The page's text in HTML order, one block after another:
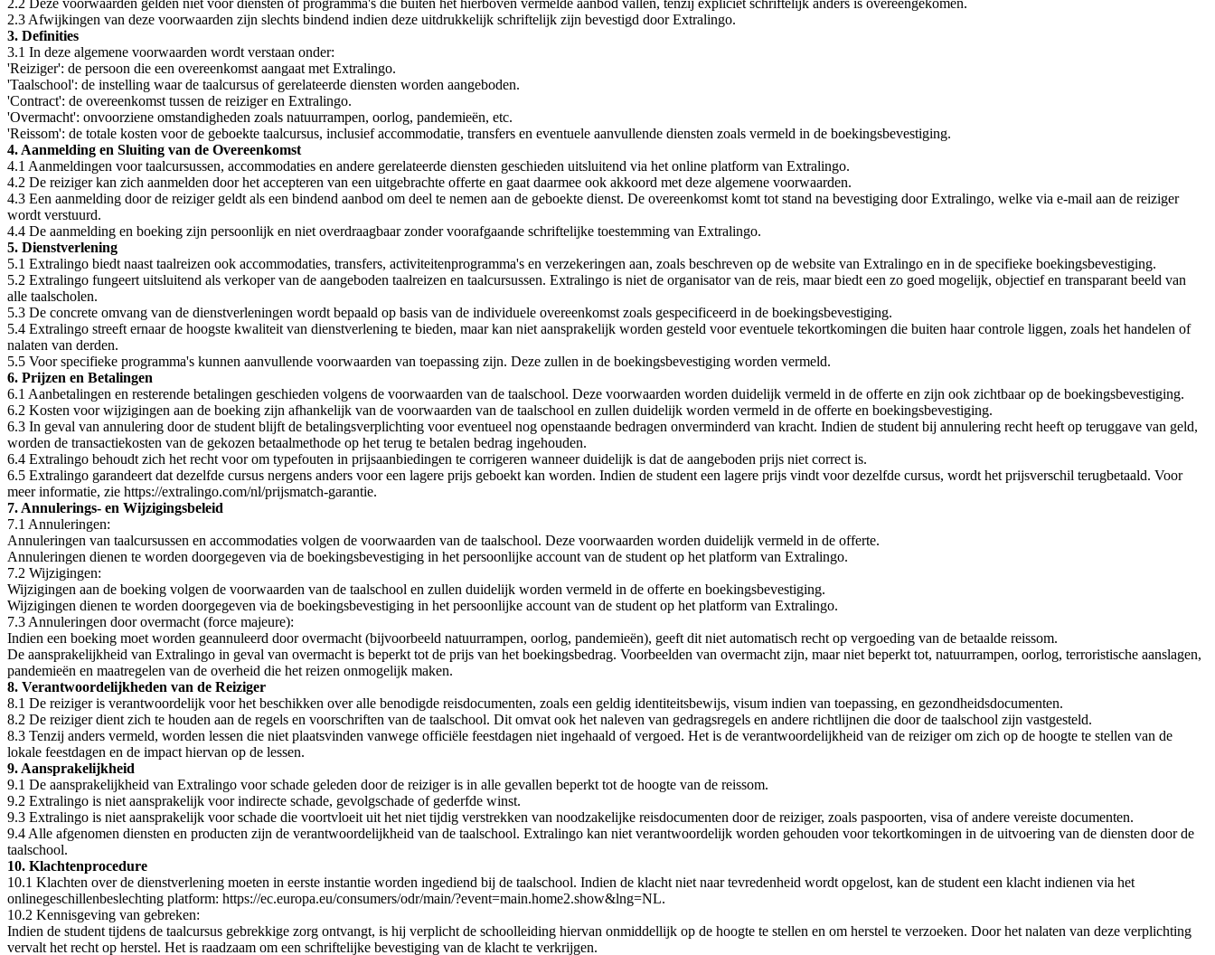
2.2 Deze voorwaarden gelden niet voor diensten of programma's die buiten het hierboven vermelde aanbod vallen, tenzij expliciet schriftelijk anders is overeengekomen.
2.3 Afwijkingen van deze voorwaarden zijn slechts bindend indien deze uitdrukkelijk schriftelijk zijn bevestigd door Extralingo.
3. Definities
3.1 In deze algemene voorwaarden wordt verstaan onder:
'Reiziger': de persoon die een overeenkomst aangaat met Extralingo.
'Taalschool': de instelling waar de taalcursus of gerelateerde diensten worden aangeboden.
'Contract': de overeenkomst tussen de reiziger en Extralingo.
'Overmacht': onvoorziene omstandigheden zoals natuurrampen, oorlog, pandemieën, etc.
'Reissom': de totale kosten voor de geboekte taalcursus, inclusief accommodatie, transfers en eventuele aanvullende diensten zoals vermeld in de boekingsbevestiging.
4. Aanmelding en Sluiting van de Overeenkomst
4.1 Aanmeldingen voor taalcursussen, accommodaties en andere gerelateerde diensten geschieden uitsluitend via het online platform van Extralingo.
4.2 De reiziger kan zich aanmelden door het accepteren van een uitgebrachte offerte en gaat daarmee ook akkoord met deze algemene voorwaarden.
4.3 Een aanmelding door de reiziger geldt als een bindend aanbod om deel te nemen aan de geboekte dienst. De overeenkomst komt tot stand na bevestiging door Extralingo, welke via e-mail aan de reiziger
wordt verstuurd.
4.4 De aanmelding en boeking zijn persoonlijk en niet overdraagbaar zonder voorafgaande schriftelijke toestemming van Extralingo.
5. Dienstverlening
5.1 Extralingo biedt naast taalreizen ook accommodaties, transfers, activiteitenprogramma's en verzekeringen aan, zoals beschreven op de website van Extralingo en in de specifieke boekingsbevestiging.
5.2 Extralingo fungeert uitsluitend als verkoper van de aangeboden taalreizen en taalcursussen. Extralingo is niet de organisator van de reis, maar biedt een zo goed mogelijk, objectief en transparant beeld van
alle taalscholen.
5.3 De concrete omvang van de dienstverleningen wordt bepaald op basis van de individuele overeenkomst zoals gespecificeerd in de boekingsbevestiging.
5.4 Extralingo streeft ernaar de hoogste kwaliteit van dienstverlening te bieden, maar kan niet aansprakelijk worden gesteld voor eventuele tekortkomingen die buiten haar controle liggen, zoals het handelen of
nalaten van derden.
5.5 Voor specifieke programma's kunnen aanvullende voorwaarden van toepassing zijn. Deze zullen in de boekingsbevestiging worden vermeld.
6. Prijzen en Betalingen
6.1 Aanbetalingen en resterende betalingen geschieden volgens de voorwaarden van de taalschool. Deze voorwaarden worden duidelijk vermeld in de offerte en zijn ook zichtbaar op de boekingsbevestiging.
6.2 Kosten voor wijzigingen aan de boeking zijn afhankelijk van de voorwaarden van de taalschool en zullen duidelijk worden vermeld in de offerte en boekingsbevestiging.
6.3 In geval van annulering door de student blijft de betalingsverplichting voor eventueel nog openstaande bedragen onverminderd van kracht. Indien de student bij annulering recht heeft op teruggave van geld,
worden de transactiekosten van de gekozen betaalmethode op het terug te betalen bedrag ingehouden.
6.4 Extralingo behoudt zich het recht voor om typefouten in prijsaanbiedingen te corrigeren wanneer duidelijk is dat de aangeboden prijs niet correct is.
6.5 Extralingo garandeert dat dezelfde cursus nergens anders voor een lagere prijs geboekt kan worden. Indien de student een lagere prijs vindt voor dezelfde cursus, wordt het prijsverschil terugbetaald. Voor
meer informatie, zie https://extralingo.com/nl/prijsmatch-garantie.
7. Annulerings- en Wijzigingsbeleid
7.1 Annuleringen:
Annuleringen van taalcursussen en accommodaties volgen de voorwaarden van de taalschool. Deze voorwaarden worden duidelijk vermeld in de offerte.
Annuleringen dienen te worden doorgegeven via de boekingsbevestiging in het persoonlijke account van de student op het platform van Extralingo.
7.2 Wijzigingen:
Wijzigingen aan de boeking volgen de voorwaarden van de taalschool en zullen duidelijk worden vermeld in de offerte en boekingsbevestiging.
Wijzigingen dienen te worden doorgegeven via de boekingsbevestiging in het persoonlijke account van de student op het platform van Extralingo.
7.3 Annuleringen door overmacht (force majeure):
Indien een boeking moet worden geannuleerd door overmacht (bijvoorbeeld natuurrampen, oorlog, pandemieën), geeft dit niet automatisch recht op vergoeding van de betaalde reissom.
De aansprakelijkheid van Extralingo in geval van overmacht is beperkt tot de prijs van het boekingsbedrag. Voorbeelden van overmacht zijn, maar niet beperkt tot, natuurrampen, oorlog, terroristische aanslagen,
pandemieën en maatregelen van de overheid die het reizen onmogelijk maken.
8. Verantwoordelijkheden van de Reiziger
8.1 De reiziger is verantwoordelijk voor het beschikken over alle benodigde reisdocumenten, zoals een geldig identiteitsbewijs, visum indien van toepassing, en gezondheidsdocumenten.
8.2 De reiziger dient zich te houden aan de regels en voorschriften van de taalschool. Dit omvat ook het naleven van gedragsregels en andere richtlijnen die door de taalschool zijn vastgesteld.
8.3 Tenzij anders vermeld, worden lessen die niet plaatsvinden vanwege officiële feestdagen niet ingehaald of vergoed. Het is de verantwoordelijkheid van de reiziger om zich op de hoogte te stellen van de
lokale feestdagen en de impact hiervan op de lessen.
9. Aansprakelijkheid
9.1 De aansprakelijkheid van Extralingo voor schade geleden door de reiziger is in alle gevallen beperkt tot de hoogte van de reissom.
9.2 Extralingo is niet aansprakelijk voor indirecte schade, gevolgschade of gederfde winst.
9.3 Extralingo is niet aansprakelijk voor schade die voortvloeit uit het niet tijdig verstrekken van noodzakelijke reisdocumenten door de reiziger, zoals paspoorten, visa of andere vereiste documenten.
9.4 Alle afgenomen diensten en producten zijn de verantwoordelijkheid van de taalschool. Extralingo kan niet verantwoordelijk worden gehouden voor tekortkomingen in de uitvoering van de diensten door de
taalschool.
10. Klachtenprocedure
10.1 Klachten over de dienstverlening moeten in eerste instantie worden ingediend bij de taalschool. Indien de klacht niet naar tevredenheid wordt opgelost, kan de student een klacht indienen via het
onlinegeschillenbeslechting platform: https://ec.europa.eu/consumers/odr/main/?event=main.home2.show&lng=NL.
10.2 Kennisgeving van gebreken:
Indien de student tijdens de taalcursus gebrekkige zorg ontvangt, is hij verplicht de schoolleiding hiervan onmiddellijk op de hoogte te stellen en om herstel te verzoeken. Door het nalaten van deze verplichting
vervalt het recht op herstel. Het is raadzaam om een schriftelijke bevestiging van de klacht te verkrijgen.